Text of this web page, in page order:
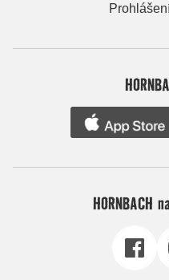
HORNBACH